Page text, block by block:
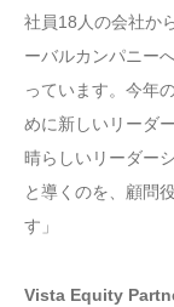
社員18人の会社か
ーバルカンパニー
っています。今年
めに新しいリーダ
晴らしいリーダー
と導くのを、顧問
す」
Vista Equity